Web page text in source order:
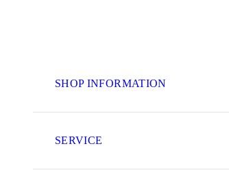
SHOP INFORMATION
SERVICE